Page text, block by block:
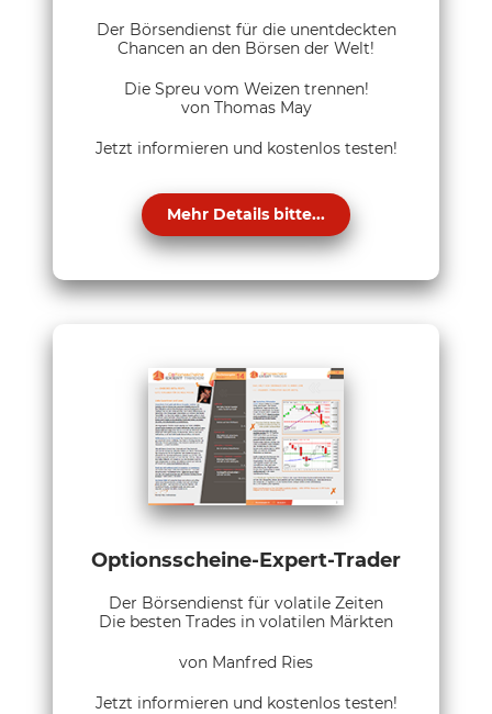
Der Börsendienst für die unentdeckten
Chancen an den Börsen der Welt!
Die Spreu vom Weizen trennen!
von Thomas May
Jetzt informieren und kostenlos testen!
Mehr Details bitte...
Optionsscheine-Expert-Trader
Der Börsendienst für volatile Zeiten
Die besten Trades in volatilen Märkten
von Manfred Ries
Jetzt informieren und kostenlos testen!